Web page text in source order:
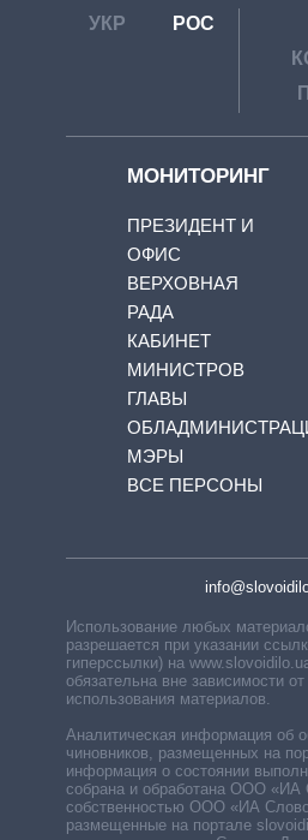
УКР РОС
МОНИТОРИНГ
ПРЕЗИДЕНТ И
ОФИС
ВЕРХОВНАЯ
РАДА
КАБИНЕТ
МИНИСТРОВ
ГЛАВЫ
МЭРЫ
ВСЕ ПЕРСОНЫ
Использование любых
разрешается при указании
гиперссылки) на
обязательна вне зависимости от
использования материалов.
Аналитическая информация об
чиновников, размещенных на
информация о состоянии
собрана и обработана ООО «ИА
собственностью ООО «ИА
размещенные на портале